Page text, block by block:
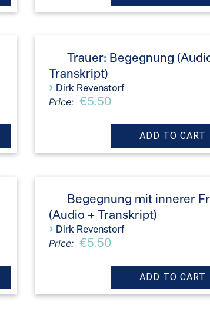
Trauer: Begegnung
Transkript)
› Dirk Revenstorf
Price: €5.50
Begegnung mit innerer
(Audio + Transkript)
› Dirk Revenstorf
Price: €5.50